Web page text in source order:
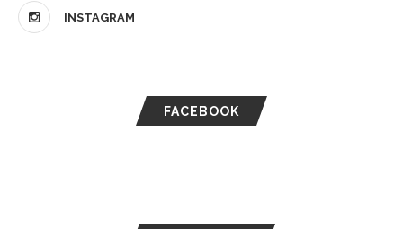
INSTAGRAM
FACEBOOK